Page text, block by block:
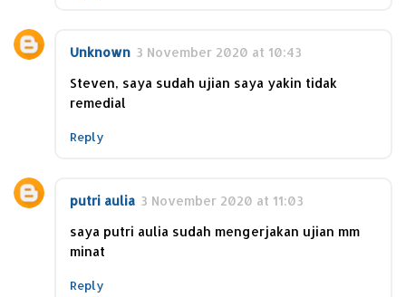
Unknown 3 November 2020 at 10:43
Steven, saya sudah ujian saya yakin tidak
remedial
Reply
putri aulia 3 November 2020 at 11:03
saya putri aulia sudah mengerjakan ujian mm
minat
Reply